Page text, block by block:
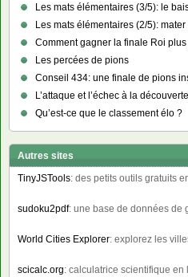
Les mats élémentaires (3/5): le
Les mats élémentaires (2/5):
Comment gagner la finale Roi
Les percées de pions
Conseil 434: une finale de pions
L’attaque et l’échec à la découverte
Qu’est-ce que le classement élo ?
Autres sites
TinyJSTools: des petits outils gratuits
sudoku2pdf: une base de données de
World Cities Explorer: explorez les
scicalc.org: calculatrice scientifique